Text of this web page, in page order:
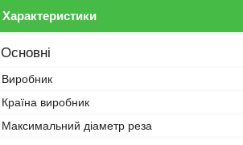
Характеристики
Основні
Виробник
Країна виробник
Максимальний діаметр реза